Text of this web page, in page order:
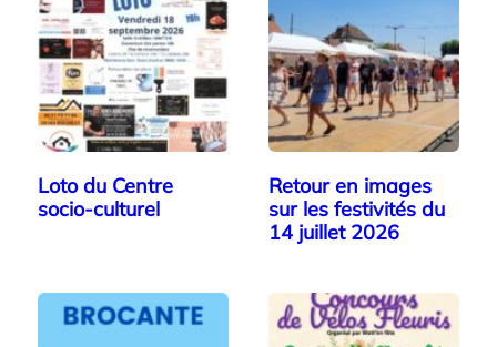
Loto du Centre
socio-culturel
Retour en images
sur les festivités du
14 juillet 2026